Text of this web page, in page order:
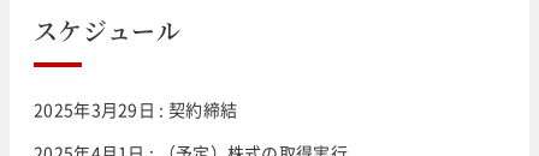
スケジュール
2025年3月29日 : 契約締結